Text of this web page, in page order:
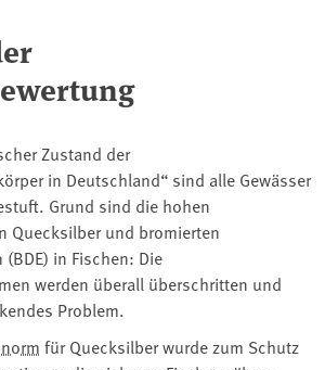
Zustand der
in Deutschland“ sind alle Gewässer
Grund sind die hohen
Quecksilber und bromierten
in Fischen: Die
werden überall überschritten und
Problem.
für Quecksilber wurde zum Schutz